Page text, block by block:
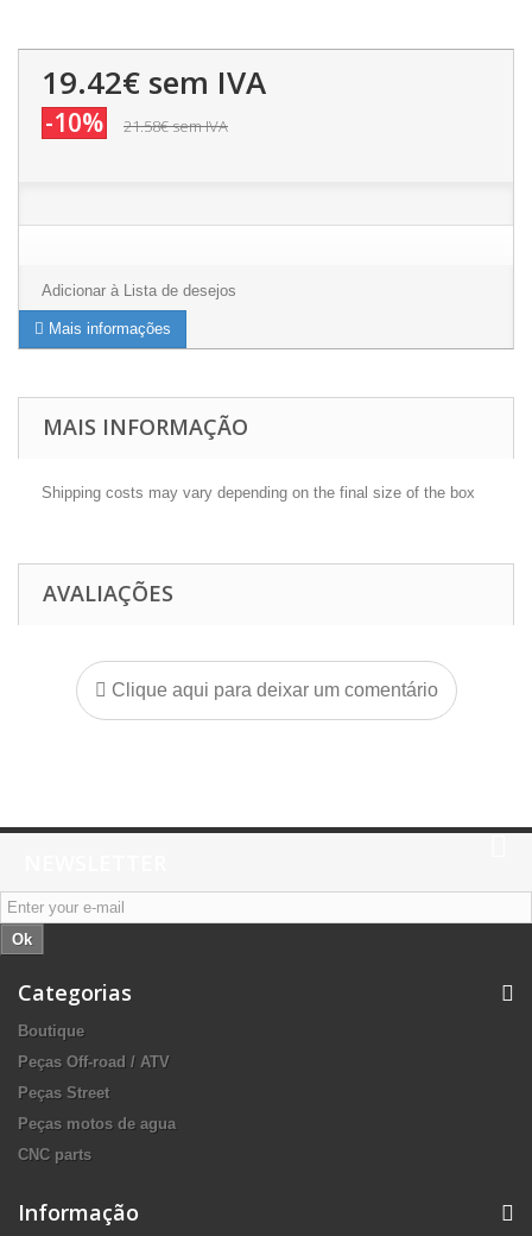
19.42€ sem IVA
-10% 21.58€sem IVA
Adicionar à Lista de desejos
Mais informações
MAIS INFORMAÇÃO
Shipping costs may vary depending on the final size of the box
AVALIAÇÕES
Clique aqui para deixar um comentário
Ok
Categorias
Boutique
Peças Off-road / ATV
Peças Street
Peças motos de agua
CNC parts
Informação